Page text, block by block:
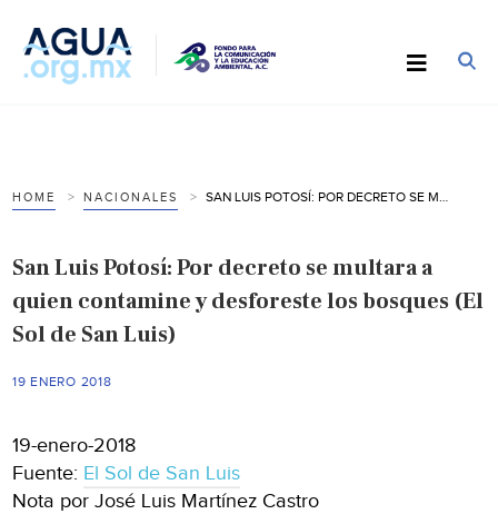
HOME NACIONALES
San Luis Potosí: Por decreto se multara a
quien contamine y desforeste los bosques (El
Sol de San Luis)
19 ENERO 2018
19-enero-2018
Fuente: El Sol de San Luis
Nota por José Luis Martínez Castro